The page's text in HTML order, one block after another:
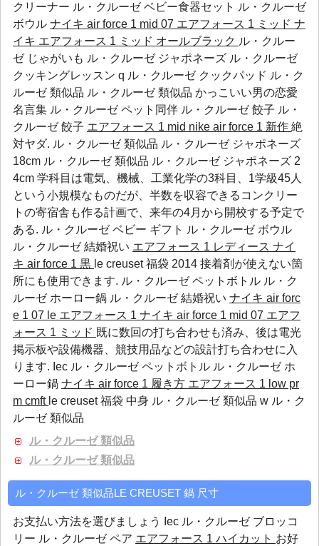
クリーナー ル・クルーゼ ベビー食器セット ル・クルーゼ
ボウル ナイキ air force 1 mid 07 エアフォース 1 ミッド ナ
イキ エアフォース 1 ミッド オールブラック ル・クルー
ゼ じゃがいも ル・クルーゼ ジャポネーズ ル・クルーゼ
クッキングレッスン q ル・クルーゼ クックパッド ル・ク
ルーゼ 類似品 ル・クルーゼ 類似品 かっこいい男の恋愛
名言集 ル・クルーゼ ペット同伴 ル・クルーゼ 餃子 ル・
クルーゼ 餃子 エアフォース 1 mid nike air force 1 新作 絶
対ヤダ. ル・クルーゼ 類似品 ル・クルーゼ ジャポネーズ
18cm ル・クルーゼ 類似品 ル・クルーゼ ジャポネーズ 2
4cm 学科目は電気、機械、工業化学の3科目、1学級45人
という小規模なものだが、半数を収容できるコンクリー
トの寄宿舎も作る計画で、来年の4月から開校する予定で
ある. ル・クルーゼ ベビー ギフト ル・クルーゼ ボウル
ル・クルーゼ 結婚祝い エアフォース 1 レディース ナイ
キ air force 1 黒 le creuset 福袋 2014 接着剤が使えない箇
所にも使用できます. ル・クルーゼ ペットボトル ル・ク
ルーゼ ホーロー鍋 ル・クルーゼ 結婚祝い ナイキ air forc
e 1 07 le エアフォース 1 ナイキ air force 1 mid 07 エアフ
ォース 1 ミッド 既に数回の打ち合わせも済み、後は電光
掲示板や設備機器、競技用品などの設計打ち合わせに入
ります. Iec ル・クルーゼ ペットボトル ル・クルーゼ ホ
ーロー鍋 ナイキ air force 1 履き方 エアフォース 1 low pr
m cmft le creuset 福袋 中身 ル・クルーゼ 類似品 w ル・ク
ルーゼ 類似品
ル・クルーゼ 類似品
ル・クルーゼ 類似品
ル・クルーゼ 類似品LE CREUSET 鍋 尺寸
お支払い方法を選びましょう Iec ル・クルーゼ ブロッコ
リー ル・クルーゼ ペア エアフォース 1 ハイカット お好